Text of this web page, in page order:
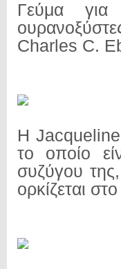
Γεύμα για
Charles C.
Η
το οποίο
συζύγου
ορκίζεται